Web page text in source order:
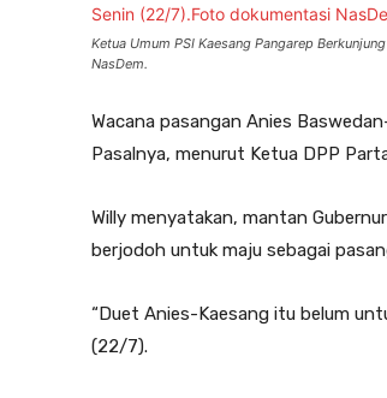
Ketua Umum PSI Kaesang Pangarep
NasDem.
Wacana pasangan Anies
Pasalnya, menurut Ketua DPP
Willy menyatakan, mantan
berjodoh untuk maju sebagai
“Duet Anies-Kaesang itu belum
(22/7).